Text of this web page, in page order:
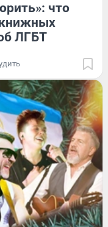
что
книжных
ЛГБТ